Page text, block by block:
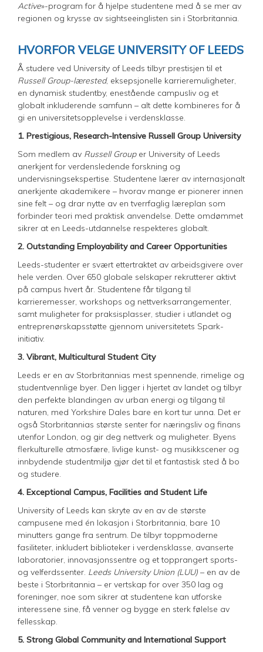
Active»-program for å hjelpe studentene med å se mer av
regionen og krysse av sightseeinglisten sin i Storbritannia.
HVORFOR VELGE UNIVERSITY OF LEEDS
Å studere ved University of Leeds tilbyr prestisjen til et
Russell Group-lærested, eksepsjonelle karrieremuligheter,
en dynamisk studentby, enestående campusliv og et
globalt inkluderende samfunn – alt dette kombineres for å
gi en universitetsopplevelse i verdensklasse.
1. Prestigious, Research-Intensive Russell Group University
Som medlem av Russell Grouper University of Leeds
anerkjent for verdensledende forskning og
undervisningsekspertise. Studentene lærer av internasjonalt
anerkjente akademikere – hvorav mange er pionerer innen
sine felt – og drar nytte av en tverrfaglig læreplan som
forbinder teori med praktisk anvendelse. Dette omdømmet
sikrer at en Leeds-utdannelse respekteres globalt.
2. Outstanding Employability and Career Opportunities
Leeds-studenter er svært ettertraktet av arbeidsgivere over
hele verden. Over 650 globale selskaper rekrutterer aktivt
på campus hvert år. Studentene får tilgang til
karrieremesser, workshops og nettverksarrangementer,
samt muligheter for praksisplasser, studier i utlandet og
entreprenørskapsstøtte gjennom universitetets Spark-
initiativ.
3. Vibrant, Multicultural Student City
Leeds er en av Storbritannias mest spennende, rimelige og
studentvennlige byer. Den ligger i hjertet av landet og tilbyr
den perfekte blandingen av urban energi og tilgang til
naturen, med Yorkshire Dales bare en kort tur unna. Det er
også Storbritannias største senter for næringsliv og finans
utenfor London, og gir deg nettverk og muligheter. Byens
flerkulturelle atmosfære, livlige kunst- og musikkscener og
innbydende studentmiljø gjør det til et fantastisk sted å bo
og studere.
4. Exceptional Campus, Facilities and Student Life
University of Leeds kan skryte av en av de største
campusene med én lokasjon i Storbritannia, bare 10
minutters gange fra sentrum. De tilbyr toppmoderne
fasiliteter, inkludert biblioteker i verdensklasse, avanserte
laboratorier, innovasjonssentre og et topprangert sports-
og velferdssenter. Leeds University Union (LUU) – en av de
beste i Storbritannia – er vertskap for over 350 lag og
foreninger, noe som sikrer at studentene kan utforske
interessene sine, få venner og bygge en sterk følelse av
fellesskap.
5. Strong Global Community and International Support